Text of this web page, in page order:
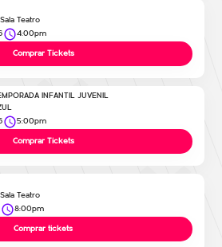
Teatro
4:00pm
Comprar Tickets
INFANTIL JUVENIL
5:00pm
Comprar Tickets
Teatro
8:00pm
Comprar tickets